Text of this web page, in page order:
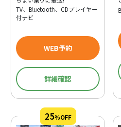
・道の駅 いとだ おじゅごんち
TV、Bluetooth、CDプレイヤー
付ナビ
WEB予約
詳細確認
25%OFF